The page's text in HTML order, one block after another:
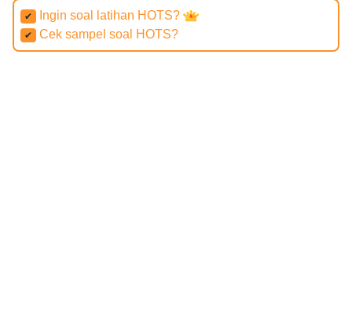
✔ Ingin soal latihan HOTS?
✔ Cek sampel soal HOTS?